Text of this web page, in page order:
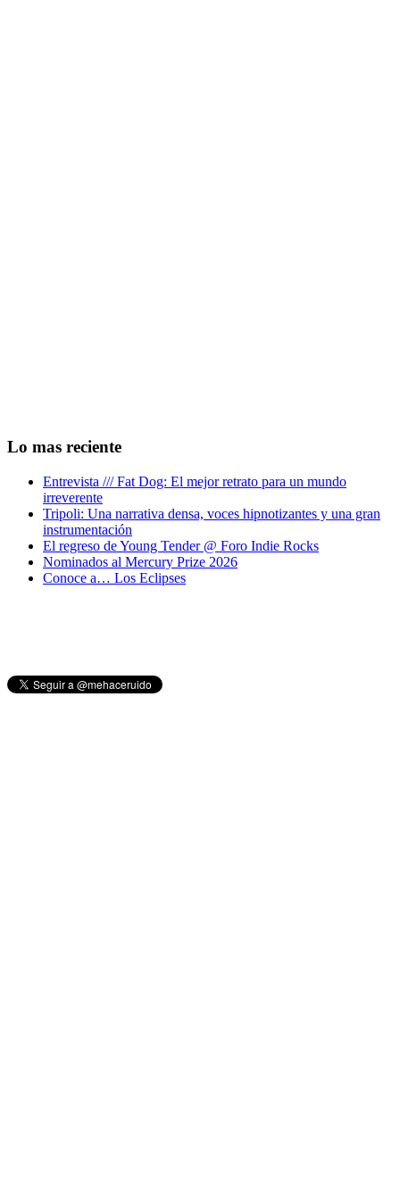
Lo mas reciente
Entrevista /// Fat Dog: El mejor retrato para un mundo
irreverente
Tripoli: Una narrativa densa, voces hipnotizantes y una gran
instrumentación
El regreso de Young Tender @ Foro Indie Rocks
Nominados al Mercury Prize 2026
Conoce a… Los Eclipses